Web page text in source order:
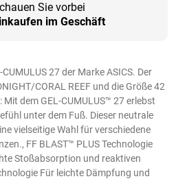
Sie vorbei
im Geschäft
27 der Marke ASICS. Der
CORAL REEF und die Größe 42
dem GEL-CUMULUS™ 27 erlebst
unter dem Fuß. Dieser neutrale
vielseitige Wahl für verschiedene
FF BLAST™ PLUS Technologie
Stoßabsorption und reaktiven
Für leichte Dämpfung und